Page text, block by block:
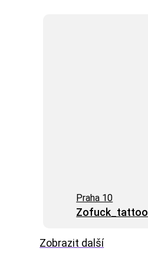
Praha 10
Zofuck_tattoo
Zobrazit další